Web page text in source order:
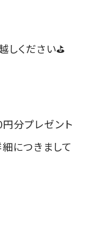
しください⛳️
分プレゼント
につきまして